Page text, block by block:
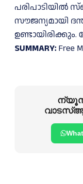
പരിപാടിയിൽ
സൗജന്യമായി
ഉണ്ടായിരിക്കും.
SUMMARY: Free